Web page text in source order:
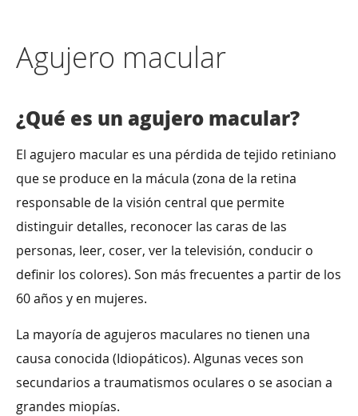
Agujero macular
¿Qué es un agujero macular?
El agujero macular es una pérdida de tejido retiniano
que se produce en la mácula (zona de la retina
responsable de la visión central que permite
distinguir detalles, reconocer las caras de las
personas, leer, coser, ver la televisión, conducir o
definir los colores). Son más frecuentes a partir de los
60 años y en mujeres.
La mayoría de agujeros maculares no tienen una
causa conocida (Idiopáticos). Algunas veces son
secundarios a traumatismos oculares o se asocian a
grandes miopías.